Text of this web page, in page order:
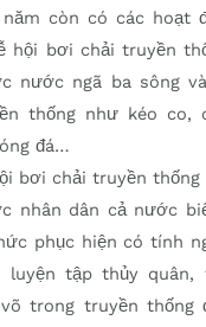
còn có các hoạt
hội bơi chải truyền
nước ngã ba sông
thống như kéo co,
đá…
bơi chải truyền thống
nhân dân cả nước
phục hiện có tính
luyện tập thủy quân,
trong truyền thống